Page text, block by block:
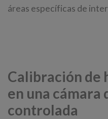
áreas específicas de
Calibración de
en una
controlada